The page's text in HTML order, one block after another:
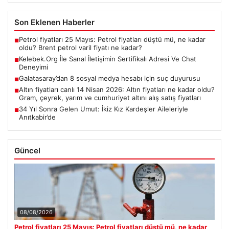
Son Eklenen Haberler
■Petrol fiyatları 25 Mayıs: Petrol fiyatları düştü mü, ne kadar
oldu? Brent petrol varil fiyatı ne kadar?
■Kelebek.Org İle Sanal İletişimin Sertifikalı Adresi Ve Chat
Deneyimi
■Galatasaray’dan 8 sosyal medya hesabı için suç duyurusu
■Altın fiyatları canlı 14 Nisan 2026: Altın fiyatları ne kadar oldu?
Gram, çeyrek, yarım ve cumhuriyet altını alış satış fiyatları
■34 Yıl Sonra Gelen Umut: İkiz Kız Kardeşler Aileleriyle
Anıtkabir’de
Güncel
08/08/2026
Petrol fiyatları 25 Mayıs: Petrol fiyatları düştü mü, ne kadar